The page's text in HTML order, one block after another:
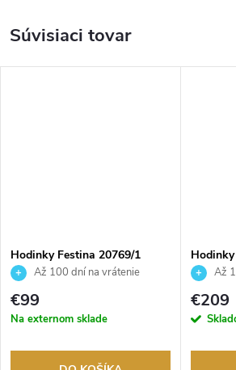
Súvisiaci tovar
Hodinky Festina 20769/1
Až 100 dní na vrátenie
tovaru. Autorizovaný predajca.
€99
Na externom sklade
Až
tovaru.
€209